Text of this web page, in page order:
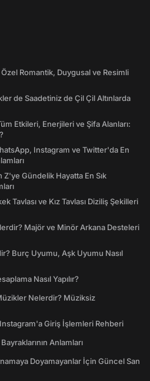
Romantik, Duygusal ve Resimli
de Saadetiniz de Çil Çil Altınlarda
Etkileri, Enerjileri ve Şifa Alanları:
Instagram ve Twitter'da En
Gündelik Hayatta En Sık
Tavlası ve Kız Tavlası Diziliş Şekilleri
Majör ve Minör Arkana Desteleri
Burç Uyumu, Aşk Uyumu Nasıl
Nasıl Yapılır?
Nelerdir? Müziksiz
Instagram'a Giriş İşlemleri Rehberi
Anlamları
Doyamayanlar İçin Güncel San